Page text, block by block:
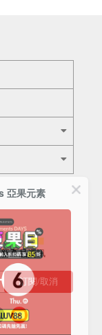
產品資訊
訂閱/取消
亞果元素